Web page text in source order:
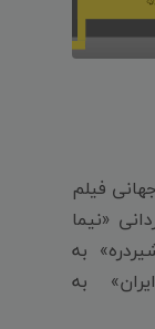
فیلم
«نیما
به
به